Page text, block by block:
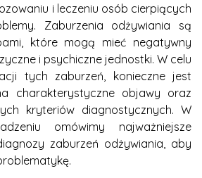
i leczeniu osób cierpiących
Zaburzenia odżywiania są
które mogą mieć negatywny
i psychiczne jednostki. W celu
tych zaburzeń, konieczne jest
charakterystyczne objawy oraz
kryteriów diagnostycznych. W
omówimy najważniejsze
zaburzeń odżywiania, aby